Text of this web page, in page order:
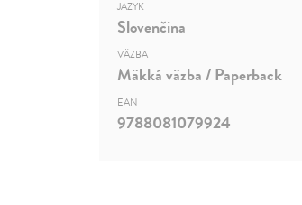
JAZYK
Slovenčina
VÄZBA
Mäkká väzba / Paperback
EAN
9788081079924